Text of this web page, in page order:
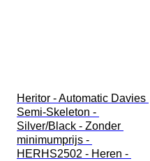
Heritor - Automatic Davies
Semi-Skeleton -
Silver/Black - Zonder
minimumprijs -
HERHS2502 - Heren -